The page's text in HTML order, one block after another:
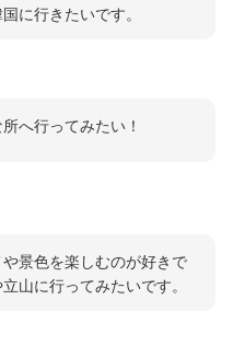
に行きたいです。
へ行ってみたい！
景色を楽しむのが好きで
山に行ってみたいです。